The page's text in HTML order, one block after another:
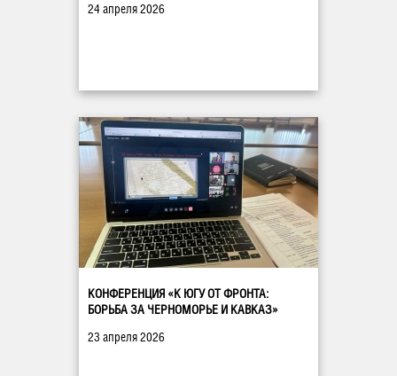
24 апреля 2026
КОНФЕРЕНЦИЯ «К ЮГУ ОТ ФРОНТА:
БОРЬБА ЗА ЧЕРНОМОРЬЕ И КАВКАЗ»
23 апреля 2026